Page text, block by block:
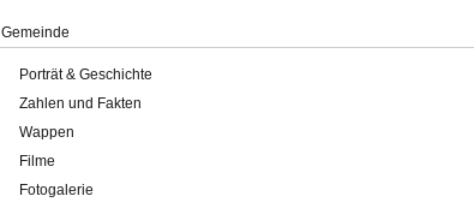
Gemeinde
Porträt & Geschichte
Zahlen und Fakten
Wappen
Filme
Fotogalerie